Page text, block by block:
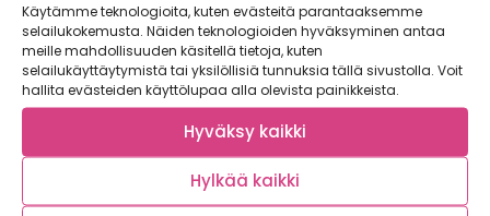
Käytämme teknologioita, kuten evästeitä parantaaksemme
selailukokemusta. Näiden teknologioiden hyväksyminen antaa
meille mahdollisuuden käsitellä tietoja, kuten
selailukäyttäytymistä tai yksilöllisiä tunnuksia tällä sivustolla. Voit
hallita evästeiden käyttölupaa alla olevista painikkeista.
Hyväksy kaikki
Hylkää kaikki